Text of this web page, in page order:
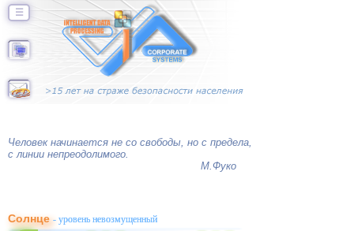
☰
Человек начинается не со свободы, но с предела,
с линии непреодолимого.
М.Фуко
Солнце- уровень невозмущенный